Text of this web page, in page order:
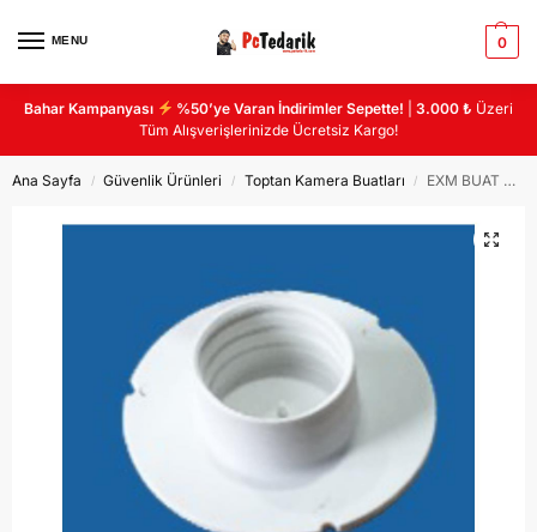
MENU 0
Bahar Kampanyası %50’ye Varan İndirimler Sepette! |3.000 ₺ Üzeri
Tüm Alışverişlerinizde Ücretsiz Kargo!
Ana Sayfa / Güvenlik Ürünleri / Toptan Kamera Buatları / EXM BUAT DİŞİ APARAT